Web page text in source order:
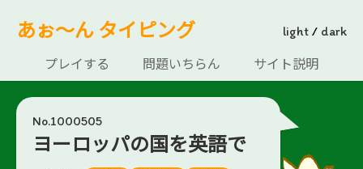
あぉ～ん タイピング light / dark
プレイする 問題いちらん サイト説明
No.1000505
ヨーロッパの国を英語で